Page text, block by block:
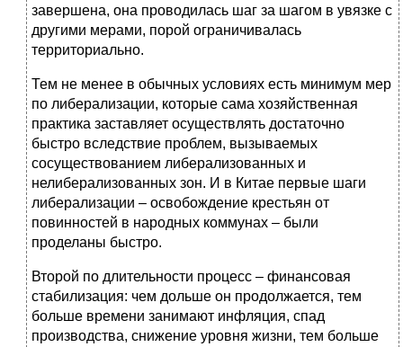
завершена, она проводилась шаг за шагом в увязке с
другими мерами, порой ограничивалась
территориально.
Тем не менее в обычных условиях есть минимум мер
по либерализации, которые сама хозяйственная
практика заставляет осуществлять достаточно
быстро вследствие проблем, вызываемых
сосуществованием либерализованных и
нелиберализованных зон. И в Китае первые шаги
либерализации – освобождение крестьян от
повинностей в народных коммунах – были
проделаны быстро.
Второй по длительности процесс – финансовая
стабилизация: чем дольше он продолжается, тем
больше времени занимают инфляция, спад
производства, снижение уровня жизни, тем больше